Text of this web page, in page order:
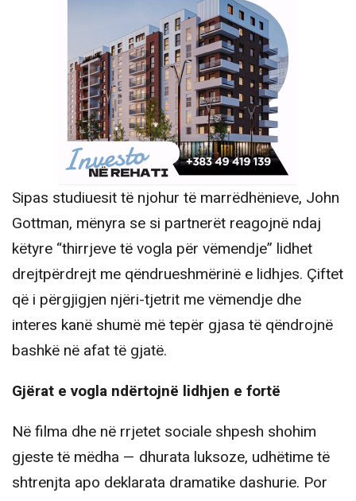
Sipas studiuesit të njohur të marrëdhënieve, John
Gottman, mënyra se si partnerët reagojnë ndaj
këtyre “thirrjeve të vogla për vëmendje” lidhet
drejtpërdrejt me qëndrueshmërinë e lidhjes. Çiftet
që i përgjigjen njëri-tjetrit me vëmendje dhe
interes kanë shumë më tepër gjasa të qëndrojnë
bashkë në afat të gjatë.
Gjërat e vogla ndërtojnë lidhjen e fortë
Në filma dhe në rrjetet sociale shpesh shohim
gjeste të mëdha — dhurata luksoze, udhëtime të
shtrenjta apo deklarata dramatike dashurie. Por